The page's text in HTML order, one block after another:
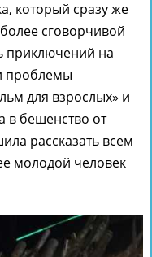
который сразу же
сговорчивой
приключений на
проблемы
для взрослых» и
в бешенство от
рассказать всем
молодой человек